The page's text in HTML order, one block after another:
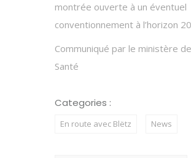
montrée ouverte à un éventuel
conventionnement à l’horizon
Communiqué par le ministère
Santé
Categories :
En route avec Blëtz News